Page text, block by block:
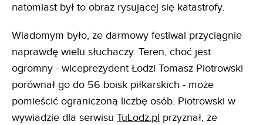
natomiast był to obraz rysującej się katastrofy.
Wiadomym było, że darmowy festiwal przyciągnie
naprawdę wielu słuchaczy. Teren, choć jest
ogromny - wiceprezydent Łodzi Tomasz Piotrowski
porównał go do 56 boisk piłkarskich - może
pomieścić ograniczoną liczbę osób. Piotrowski w
wywiadzie dla serwisu TuLodz.pl przyznał, że